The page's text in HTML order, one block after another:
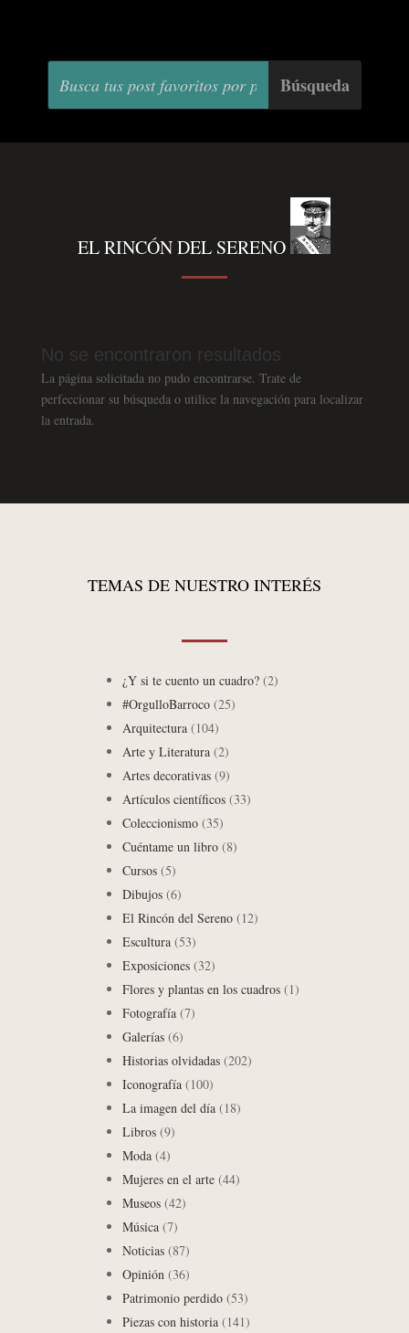
EL RINCÓN DEL SERENO
No se encontraron resultados
La página solicitada no pudo encontrarse. Trate de
perfeccionar su búsqueda o utilice la navegación para localizar
la entrada.
TEMAS DE NUESTRO INTERÉS
¿Y si te cuento un cuadro?(2)
#OrgulloBarroco(25)
Arquitectura(104)
Arte y Literatura(2)
Artes decorativas(9)
Artículos científicos(33)
Coleccionismo(35)
Cuéntame un libro(8)
Cursos(5)
Dibujos(6)
El Rincón del Sereno(12)
Escultura(53)
Exposiciones(32)
Flores y plantas en los cuadros(1)
Fotografía(7)
Galerías(6)
Historias olvidadas(202)
Iconografía(100)
La imagen del día(18)
Libros(9)
Moda(4)
Mujeres en el arte(44)
Museos(42)
Música(7)
Noticias(87)
Opinión (36)
Patrimonio perdido(53)
Piezas con historia(141)